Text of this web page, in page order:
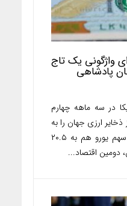
واژگونی یک تاج
پادشاهی
در سه ماهه چهارم
درصد از ذخایر ارزی جهان را به
خود اختصاص داده بود و سهم یورو هم به ۲۰.۵
دومین اقتصاد...